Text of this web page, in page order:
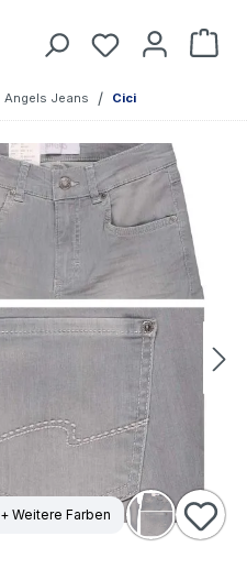
Du hast 0
Angels Jeans / Cici
+ Weitere Farben